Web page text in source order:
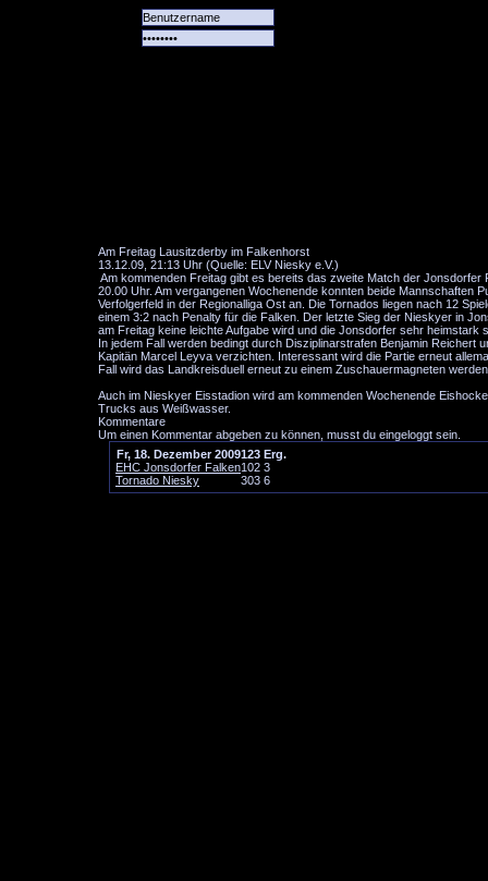
Am Freitag Lausitzderby im Falkenhorst
13.12.09, 21:13 Uhr (Quelle: ELV Niesky e.V.)
Am kommenden Freitag gibt es bereits das zweite Match der
20.00 Uhr. Am vergangenen Wochenende konnten beide Mannschaften
Verfolgerfeld in der Regionalliga Ost an. Die Tornados liegen nach 12
einem 3:2 nach Penalty für die Falken. Der letzte Sieg der Nieskyer in
am Freitag keine leichte Aufgabe wird und die Jonsdorfer sehr heimstark
In jedem Fall werden bedingt durch Disziplinarstrafen Benjamin
Kapitän Marcel Leyva verzichten. Interessant wird die Partie erneut
Fall wird das Landkreisduell erneut zu einem Zuschauermagneten
Auch im Nieskyer Eisstadion wird am kommenden Wochenende
Trucks aus Weißwasser.
Kommentare
Um einen Kommentar abgeben zu können, musst du eingeloggt sein.
Fr, 18. Dezember 2009123 Erg.
EHC Jonsdorfer Falken102 3
Tornado Niesky
303 6